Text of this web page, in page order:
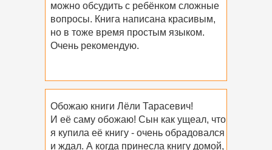
Обожаю книги Лёли Тарасевич!
И её саму обожаю! Сын как ущеал, что
я купила её книгу - очень обрадовался
и ждал. А когда принесла книгу домой,
можно обсудить с ребёнком сложные
вопросы. Книга написана красивым,
но в тоже время простым языком.
Очень рекомендую.